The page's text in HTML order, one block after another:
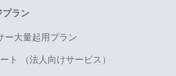
プラン
ー大量起用プラン
ト （法人向けサービス）